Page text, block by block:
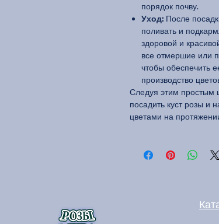
порядок почву.
Уход: После
поливать и
здоровой и
все отмершие или
чтобы обеспечить
производство
Следуя этим простым
посадить куст розы и
цветами на